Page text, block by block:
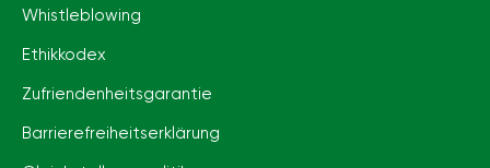
Whistleblowing
Ethikkodex
Zufriendenheitsgarantie
Barrierefreiheits­erklärung